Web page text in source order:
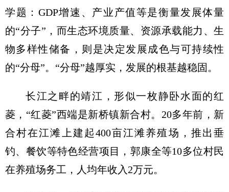
学题：GDP增速、产业产值等是衡量发展体量
的“分子”，而生态环境质量、资源承载能力、生
物多样性储备，则是决定发展成色与可持续性
的“分母”。“分母”越厚实，发展的根基越稳固。
长江之畔的靖江，形似一枚静卧水面的红
菱，“红菱”西端是新桥镇新合村。20多年前，新
合村在江滩上建起400亩江滩养殖场，推出垂
钓、餐饮等特色经营项目，郭康全等10多位村民
在养殖场务工，人均年收入2万元。